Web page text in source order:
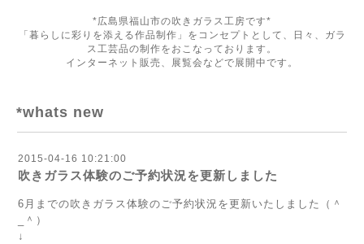
*広島県福山市の吹きガラス工房です*
「暮らしに彩りを添える作品制作」をコンセプトとして、日々、ガラ
ス工芸品の制作をおこなっております。
インターネット販売、展覧会などで展開中です。
*whats new
2015-04-16 10:21:00
吹きガラス体験のご予約状況を更新しました
6月までの吹きガラス体験のご予約状況を更新いたしました（＾
_＾）
↓